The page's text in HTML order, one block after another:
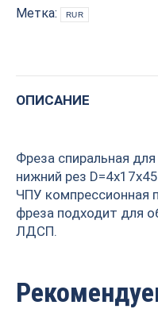
нижний
GX4188
Метка:
RUR
ОПИСАНИЕ
Фреза спиральная
нижний рез
ЧПУ компрессионная
фреза подходит для
ЛДСП.